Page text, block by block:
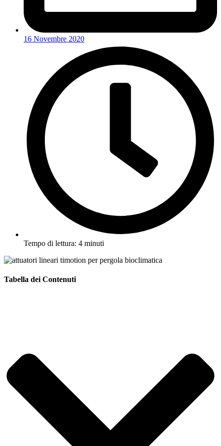
16 Novembre 2020
Tempo di lettura: 4 minuti
Tabella dei Contenuti